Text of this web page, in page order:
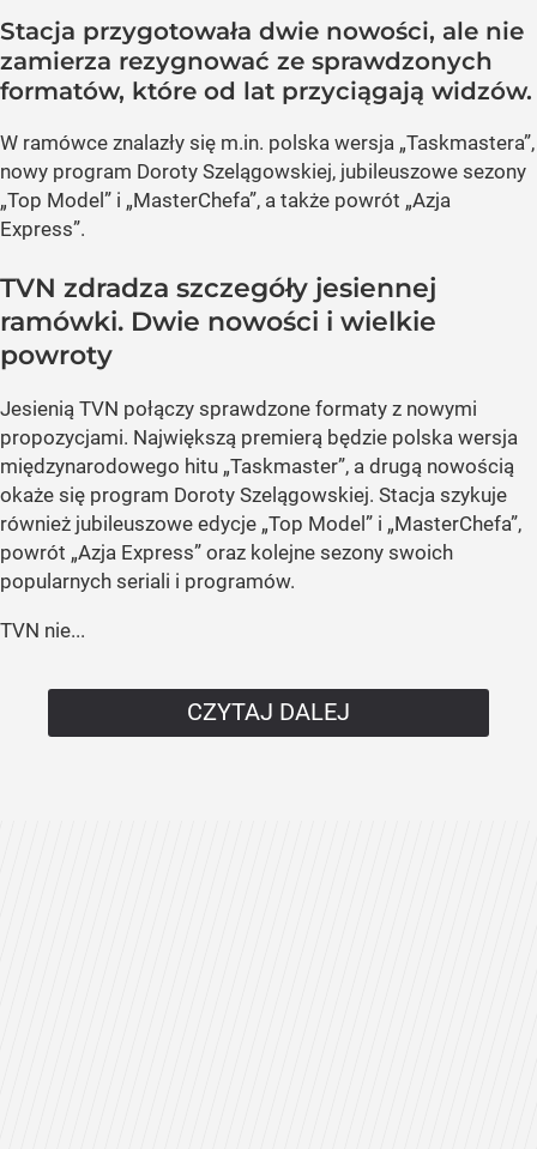
Stacja przygotowała dwie nowości, ale nie
zamierza rezygnować ze sprawdzonych
formatów, które od lat przyciągają widzów.
W ramówce znalazły się m.in. polska wersja „Taskmastera”,
nowy program Doroty Szelągowskiej, jubileuszowe sezony
„Top Model” i „MasterChefa”, a także powrót „Azja
Express”.
TVN zdradza szczegóły jesiennej
ramówki. Dwie nowości i wielkie
powroty
Jesienią TVN połączy sprawdzone formaty z nowymi
propozycjami. Największą premierą będzie polska wersja
międzynarodowego hitu „Taskmaster”, a drugą nowością
okaże się program Doroty Szelągowskiej. Stacja szykuje
również jubileuszowe edycje „Top Model” i „MasterChefa”,
powrót „Azja Express” oraz kolejne sezony swoich
popularnych seriali i programów.
TVN nie...
CZYTAJ DALEJ